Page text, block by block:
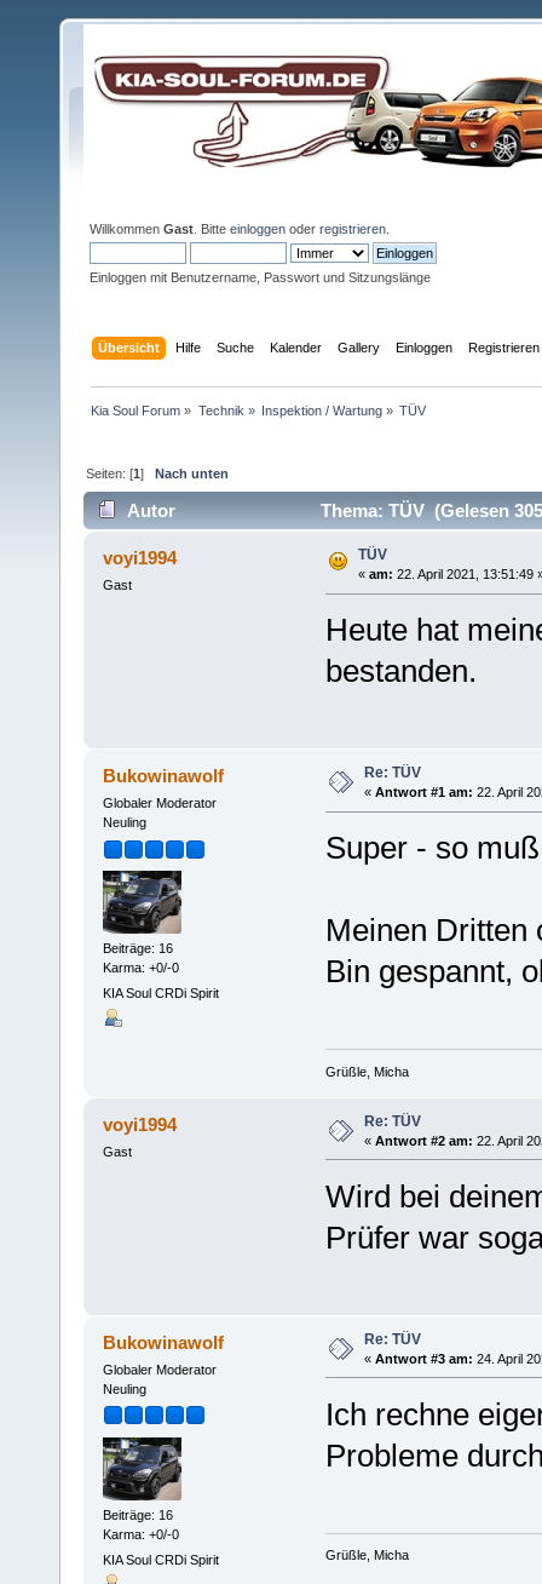
Willkommen Gast . Bitte einloggen oder registrieren
Einloggen mit Benutzername, Passwort und Sitzungslänge
Übersicht Hilfe Suche Kalender Gallery Einloggen Registrieren
Kia Soul Forum » Technik » Inspektion / Wartung» TÜV
Seiten: [1]Nach unten
Autor Thema: TÜV (Gelesen
voyi1994
Gast
TÜV
« am: 22. April 2021, 13:51:49
Heute hat
bestanden.
Bukowinawolf
Globaler Moderator
Neuling
Beiträge: 16
Karma: +0/-0
KIA Soul CRDi Spirit
Re: TÜV
« Antwort #1 am: 22. April
Super - so
Meinen Dritten
Bin gespannt,
Grüßle, Micha
voyi1994
Gast
Re: TÜV
« Antwort #2 am: 22. April
Wird bei
Prüfer war
Bukowinawolf
Globaler Moderator
Neuling
Beiträge: 16
Karma: +0/-0
KIA Soul CRDi Spirit
Re: TÜV
« Antwort #3 am: 24. April
Ich rechne
Probleme
Grüßle, Micha